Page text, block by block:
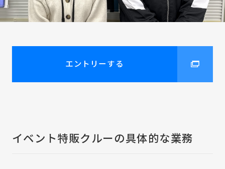
エントリーする
イベント特販クルーの具体的な業務